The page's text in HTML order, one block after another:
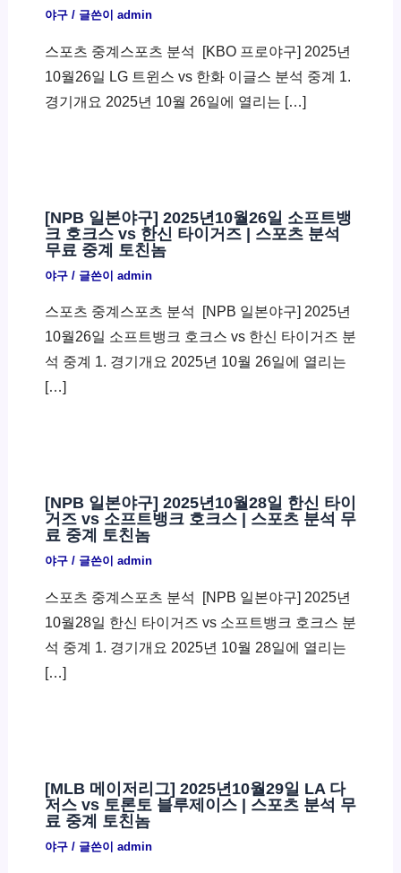
야구/ 글쓴이 admin
스포츠 중계스포츠 분석 ​ [KBO 프로야구] 2025년
10월26일 LG 트윈스 vs 한화 이글스 분석 중계 1.
경기개요 2025년 10월 26일에 열리는 […]
[NPB 일본야구] 2025년10월26일 소프트뱅
크 호크스 vs 한신 타이거즈 | 스포츠 분석
무료 중계 토친놈
야구/ 글쓴이 admin
스포츠 중계스포츠 분석 ​ [NPB 일본야구] 2025년
10월26일 소프트뱅크 호크스 vs 한신 타이거즈 분
석 중계 1. 경기개요 2025년 10월 26일에 열리는
[…]
[NPB 일본야구] 2025년10월28일 한신 타이
거즈 vs 소프트뱅크 호크스 | 스포츠 분석 무
료 중계 토친놈
야구/ 글쓴이 admin
스포츠 중계스포츠 분석 ​ [NPB 일본야구] 2025년
10월28일 한신 타이거즈 vs 소프트뱅크 호크스 분
석 중계 1. 경기개요 2025년 10월 28일에 열리는
[…]
[MLB 메이저리그] 2025년10월29일 LA 다
저스 vs 토론토 블루제이스 | 스포츠 분석 무
료 중계 토친놈
야구/ 글쓴이 admin